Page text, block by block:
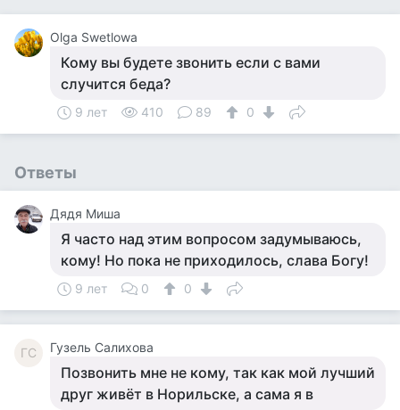
Olga Swetlowa
Кому вы будете звонить если с вами
случится беда?
9 лет 410 89 0
Ответы
Дядя Миша
Я часто над этим вопросом задумываюсь,
кому! Но пока не приходилось, слава Богу!
9 лет 0 0
ГС Гузель Салихова
Позвонить мне не кому, так как мой лучший
друг живёт в Норильске, а сама я в